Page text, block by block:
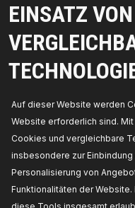
EINSATZ
Auf dieser Website werden
Website erforderlich sind.
Cookies und vergleichbare
insbesondere zur
Personalisierung von
Funktionalitäten der
Das tatsächliche Aussehen
abweichen
ÜBER DIE OEM-NUMMER
PASSENDE FAHRZEUGE
MEISTVERKAUFTE
KOMPATIBLE TEILE